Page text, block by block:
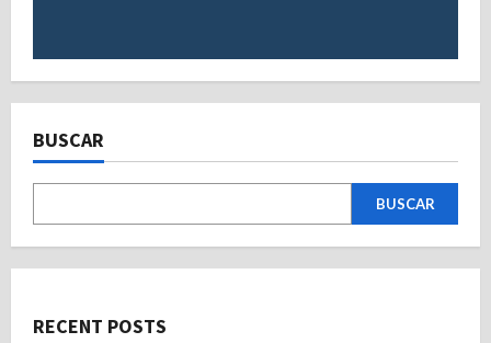
BUSCAR
BUSCAR
RECENT POSTS